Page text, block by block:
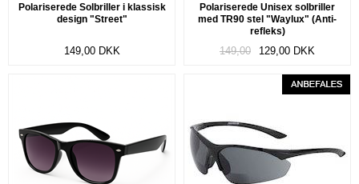
Polariserede Solbriller i klassisk
design "Street"
149,00 DKK
Polariserede Unisex solbriller
med TR90 stel "Waylux" (Anti-
refleks)
149,00 129,00 DKK